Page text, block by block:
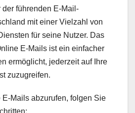
führenden E-Mail-
mit einer Vielzahl von
für seine Nutzer. Das
E-Mails ist ein einfacher
ermöglicht, jederzeit auf Ihre
zuzugreifen.
E-Mails abzurufen, folgen Sie